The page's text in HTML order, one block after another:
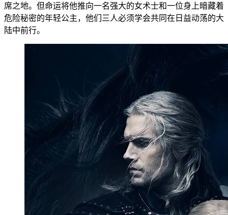
席之地。但命运将他推向一名强大的女术士和一位身上暗藏着
危险秘密的年轻公主，他们三人必须学会共同在日益动荡的大
陆中前行。